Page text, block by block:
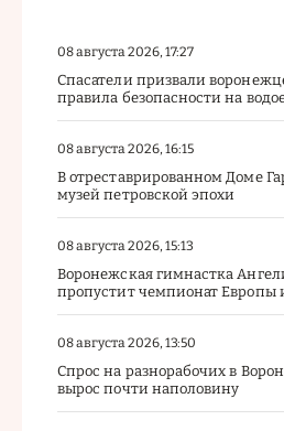
08 августа 2026, 17:27
Спасатели призвали
правила безопасности на
08 августа 2026, 16:15
В отреставрированном Доме
музей петровской эпохи
08 августа 2026, 15:13
Воронежская гимнастка
пропустит чемпионат Европы
08 августа 2026, 13:50
Спрос на разнорабочих в
вырос почти наполовину